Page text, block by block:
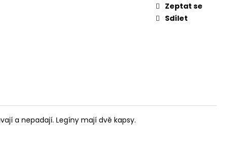
Zeptat se
Sdílet
a nepadají. Legíny mají dvě kapsy.